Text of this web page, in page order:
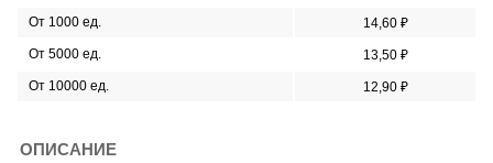
От 1000 ед.
14,60 ₽
От 5000 ед.
13,50 ₽
От 10000 ед.
12,90 ₽
ОПИСАНИЕ